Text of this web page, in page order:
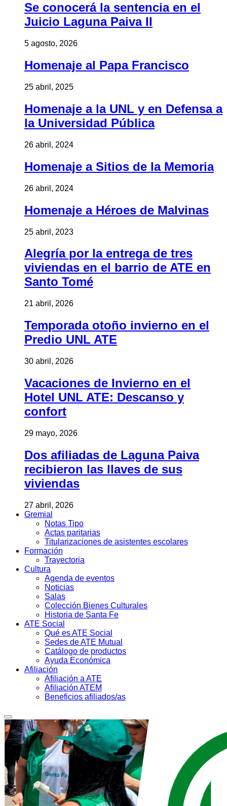
Se conocerá la sentencia en el
Juicio Laguna Paiva II
5 agosto, 2026
Homenaje al Papa Francisco
25 abril, 2025
Homenaje a la UNL y en Defensa a
la Universidad Pública
26 abril, 2024
Homenaje a Sitios de la Memoria
26 abril, 2024
Homenaje a Héroes de Malvinas
25 abril, 2023
Alegría por la entrega de tres
viviendas en el barrio de ATE en
Santo Tomé
21 abril, 2026
Temporada otoño invierno en el
Predio UNL ATE
30 abril, 2026
Vacaciones de Invierno en el
Hotel UNL ATE: Descanso y
confort
29 mayo, 2026
Dos afiliadas de Laguna Paiva
recibieron las llaves de sus
viviendas
27 abril, 2026
Gremial
Notas Tipo
Actas paritarias
Titularizaciones de asistentes escolares
Formación
Trayectoria
Cultura
Agenda de eventos
Noticias
Salas
Colección Bienes Culturales
Historia de Santa Fe
ATE Social
Qué es ATE Social
Sedes de ATE Mutual
Catálogo de productos
Ayuda Económica
Afiliación
Afiliación a ATE
Afiliación ATEM
Beneficios afiliados/as